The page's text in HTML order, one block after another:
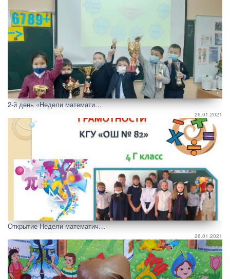
2-й день «Недели математи…
26.01.2021
Открытие Недели математич…
26.01.2021